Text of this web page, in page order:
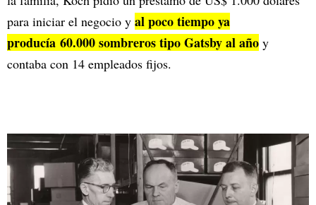
para iniciar el negocio y al poco tiempo ya
producía 60.000 sombreros tipo Gatsby al año y
contaba con 14 empleados fijos.